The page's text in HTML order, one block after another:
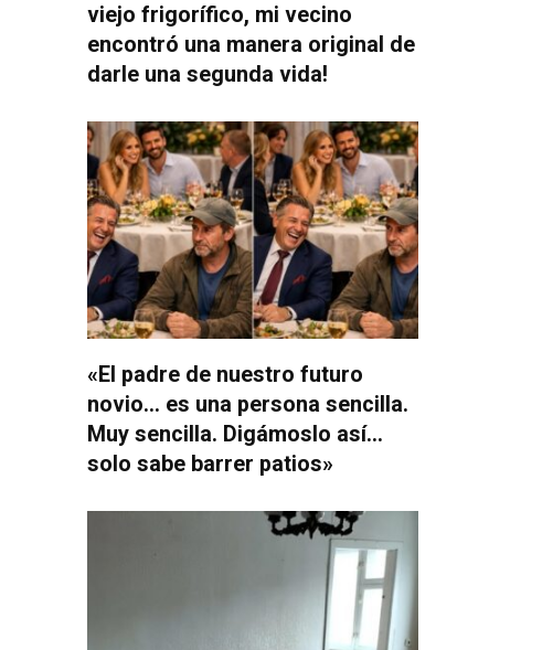
viejo frigorífico, mi vecino
encontró una manera original de
darle una segunda vida!
«El padre de nuestro futuro
novio… es una persona sencilla.
Muy sencilla. Digámoslo así…
solo sabe barrer patios»